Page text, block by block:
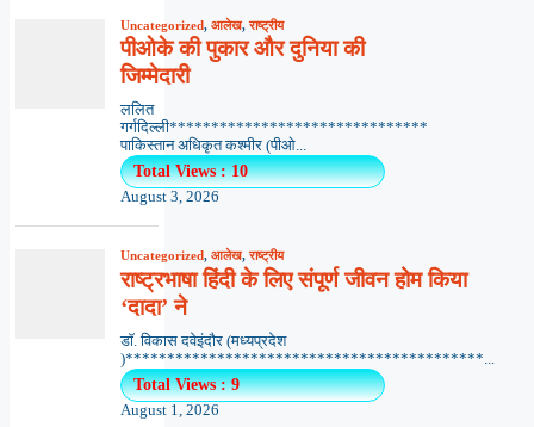
Uncategorized, आलेख,राष्ट्रीय
पीओके की पुकार और दुनिया की
जिम्मेदारी
ललित
गर्गदिल्ली*******************************
पाकिस्तान अधिकृत कश्मीर (पीओ...
Total Views : 10
August 3, 2026
Uncategorized, आलेख,राष्ट्रीय
राष्ट्रभाषा हिंदी के लिए संपूर्ण जीवन होम किया
‘दादा’ ने
डॉ. विकास दवेइंदौर (मध्यप्रदेश
)*******************************************...
Total Views : 9
August 1, 2026